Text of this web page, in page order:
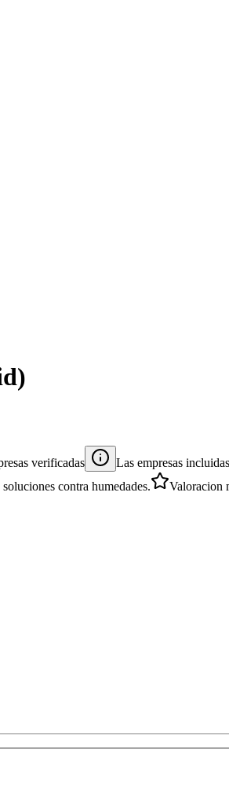
)
verificadas
Las empresas
contra humedades.
Valoracion